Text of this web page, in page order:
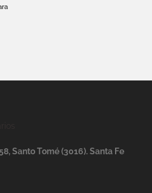
Santo Tomé (3016). Santa Fe